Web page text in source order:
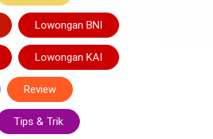
Lowongan BNI
Lowongan KAI
Review
Tips & Trik